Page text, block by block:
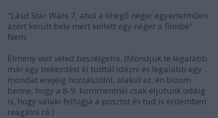
"Lásd Star Wars 7, ahol a lihegő néger egyértelműen
azért került bele mert kellett egy néger a filmbe"
Nem.
Élmény volt veled beszélgetni. (Mondjuk te legalább
már egy bekezdést ki tudtál idézni és legalább egy
mondat erejéig hozzászólni, alakul ez, én bízom
benne, hogy a 8-9. kommentnél csak eljutunk odáig
is, hogy valaki felfogja a posztot és tud is érdemben
reagálni rá.)